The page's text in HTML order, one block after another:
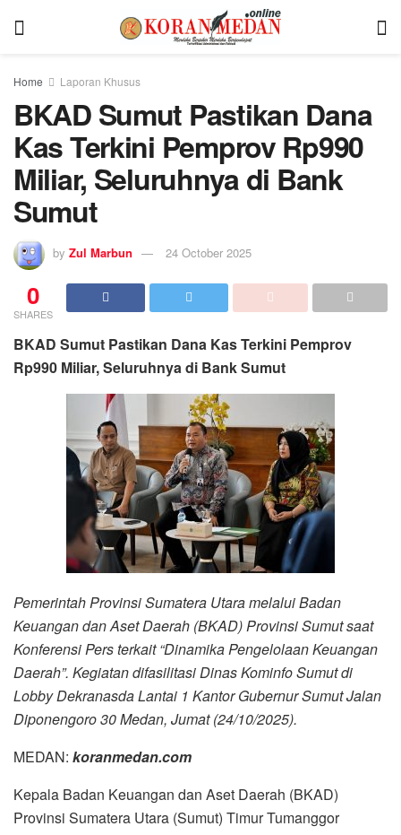
Home Laporan Khusus
BKAD Sumut Pastikan Dana
Kas Terkini Pemprov Rp990
Miliar, Seluruhnya di Bank
Sumut
by Zul Marbun 24 October 2025
0
SHARES
BKAD Sumut Pastikan Dana Kas Terkini Pemprov
Rp990 Miliar, Seluruhnya di Bank Sumut
Pemerintah Provinsi Sumatera Utara melalui Badan
Keuangan dan Aset Daerah (BKAD) Provinsi Sumut saat
Konferensi Pers terkait “Dinamika Pengelolaan Keuangan
Daerah”. Kegiatan difasilitasi Dinas Kominfo Sumut di
Lobby Dekranasda Lantai 1 Kantor Gubernur Sumut Jalan
Diponengoro 30 Medan, Jumat (24/10/2025).
MEDAN: koranmedan.com
Kepala Badan Keuangan dan Aset Daerah (BKAD)
Provinsi Sumatera Utara (Sumut) Timur Tumanggor